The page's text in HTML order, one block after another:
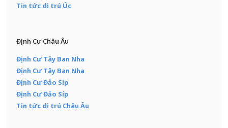
Tin tức di trú Úc
Định Cư Châu Âu
Định Cư Tây Ban Nha
Định Cư Tây Ban Nha
Định Cư Đảo Síp
Định Cư Đảo Síp
Tin tức di trú Châu Âu